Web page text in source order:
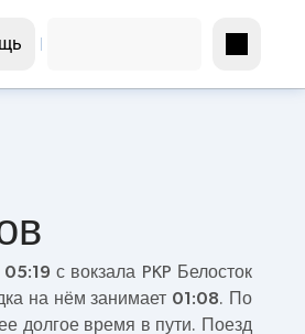
05:19 с вокзала PKP Белосток
на нём занимает 01:08. По
долгое время в пути. Поезд